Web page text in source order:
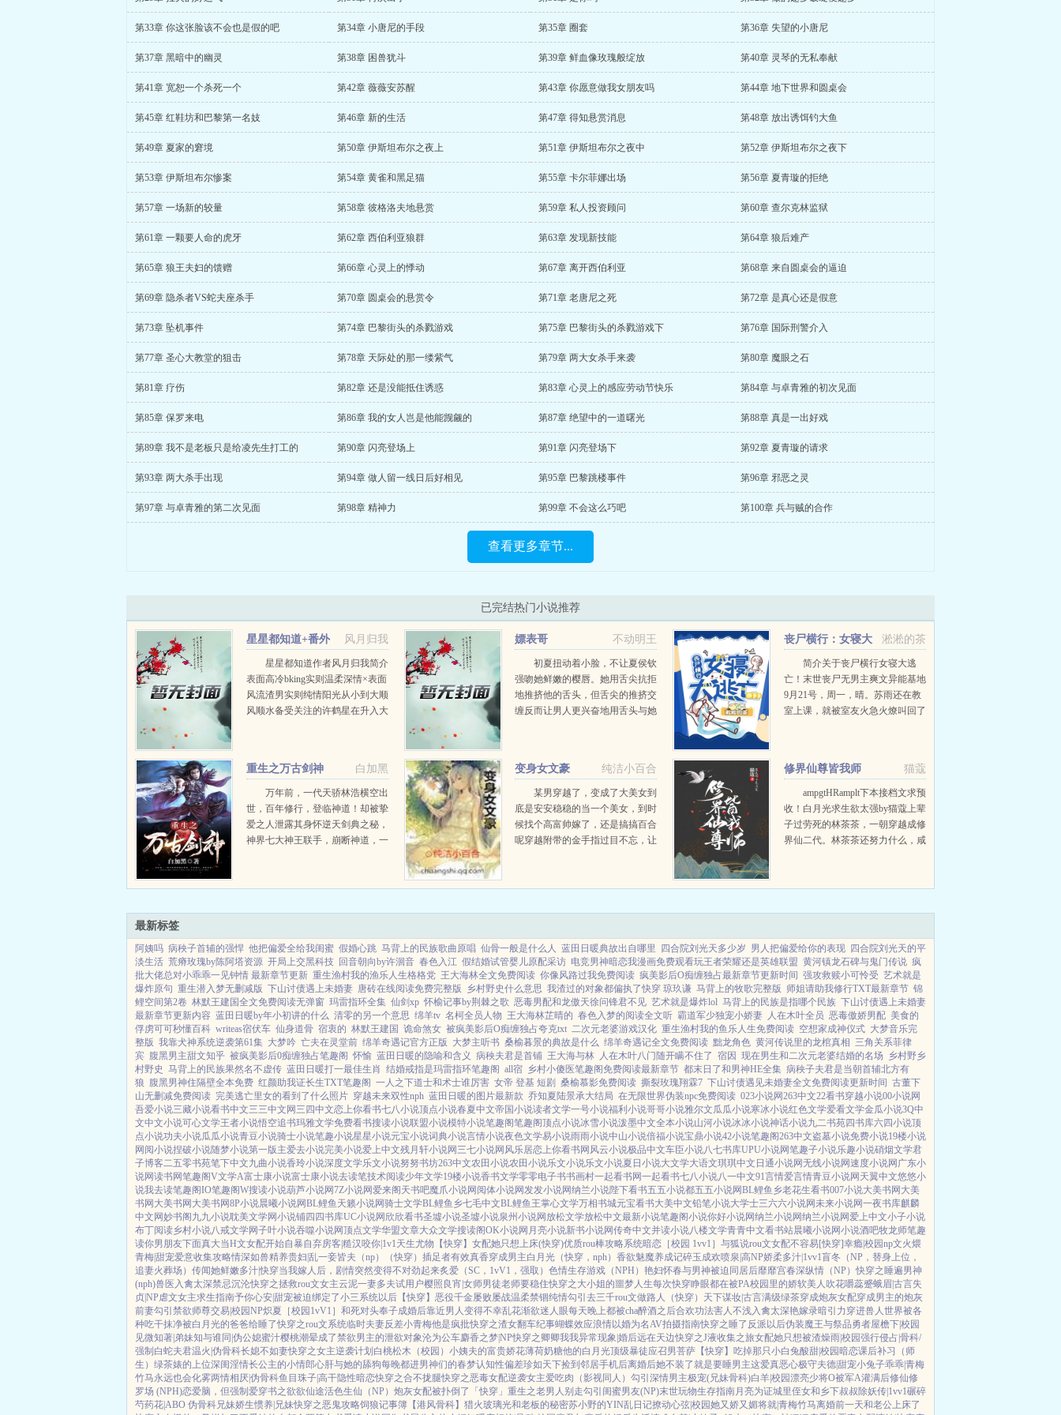
第33章 你这张脸该不会也是假的吧 第34章 小唐尼的手段 第35章 圈套 第36章 失望的小唐尼
第37章 黑暗中的幽灵 第38章 困兽犹斗 第39章 鲜血像玫瑰般绽放 第40章 灵琴的无私奉献
第41章 宽恕一个杀死一个 第42章 薇薇安苏醒 第43章 你愿意做我女朋友吗 第44章 地下世界和圆桌会
第45章 红鞋坊和巴黎第一名妓 第46章 新的生活 第47章 得知悬赏消息 第48章 放出诱饵钓大鱼
第49章 夏家的窘境 第50章 伊斯坦布尔之夜上 第51章 伊斯坦布尔之夜中 第52章 伊斯坦布尔之夜下
第53章 伊斯坦布尔惨案 第54章 黄雀和黑足猫 第55章 卡尔菲娜出场 第56章 夏青璇的拒绝
第57章 一场新的较量 第58章 彼格洛夫地悬赏 第59章 私人投资顾问 第60章 查尔克林监狱
第61章 一颗要人命的虎牙 第62章 西伯利亚狼群 第63章 发现新技能 第64章 狼后难产
第65章 狼王夫妇的馈赠 第66章 心灵上的悸动 第67章 离开西伯利亚 第68章 来自圆桌会的逼迫
第69章 隐杀者VS蛇夫座杀手 第70章 圆桌会的悬赏令 第71章 老唐尼之死 第72章 是真心还是假意
第73章 坠机事件 第74章 巴黎街头的杀戮游戏 第75章 巴黎街头的杀戮游戏下 第76章 国际刑警介入
第77章 圣心大教堂的狙击 第78章 天际处的那一缕紫气 第79章 两大女杀手来袭 第80章 魔眼之石
第81章 疗伤 第82章 还是没能抵住诱惑 第83章 心灵上的感应劳动节快乐 第84章 与卓青雅的初次见面
第85章 保罗来电 第86章 我的女人岂是他能觊觎的 第87章 绝望中的一道曙光 第88章 真是一出好戏
第89章 我不是老板只是给凌先生打工的 第90章 闪亮登场上 第91章 闪亮登场下 第92章 夏青璇的请求
第93章 两大杀手出现 第94章 做人留一线日后好相见 第95章 巴黎跳楼事件 第96章 邪恶之灵
第97章 与卓青雅的第二次见面 第98章 精神力 第99章 不会这么巧吧 第100章 兵与贼的合作
查看更多章节...
已完结热门小说推荐
风月归我
星星都知道+番外
星星都知道作者风月归我简介
表面高冷bking实则温柔深情×表面
风流渣男实则纯情阳光从小到大顺
风顺水备受关注的许鹤星在升入大
他给自己...
不动明王
嫖表哥
初夏扭动着小脸，不让夏侯钦
强吻她鲜嫩的樱唇。她用舌尖抗拒
地推挤他的舌头，但舌尖的推挤交
缠反而让男人更兴奋地用舌头与她
嘴含住那粉嫩的乳尖，那上面...
淞淞的茶
丧尸横行：女寝大
逃亡！简介关于丧尸横行女寝大逃
亡！末世丧尸无男主爽文异能基地
9月21号，周一，晴。苏雨还在教
室上课，就被室友火急火燎叫回了
囤了物...
白加黑
重生之万古剑神
万年前，一代天骄林浩横空出
世，百年修行，登临神道！却被挚
爱之人泄露其身怀逆天剑典之秘，
神界七大神王联手，崩断神道，一
林浩身上。这一世。林浩再以逆天
纯洁小百合
变身女文豪
某男穿越了，变成了大美女到
底是安安稳稳的当一个美女，到时
候找个高富帅嫁了，还是搞搞百合
呢穿越附带的金手指过目不忘，让
猫蔻
修界仙尊皆我师
ampgtHRamplt下本接档文求预
收！白月光求生欲太强by猫蔻上辈
子过劳死的林茶茶，一朝穿越成修
界仙二代。林茶茶还努力什么，咸
猛地...
最新标签
阿姨吗 病秧子首辅的强悍 他把偏爱全给我闺蜜 假婚心跳 马背上的民族歌曲原唱 仙骨一般是什么人 蓝田日暖典故出自哪里 四合院刘光天多少岁 男人把偏爱给你的表现 四合院刘光天的平
淡生活 荒瘠玫瑰by陈阿塔资源 开局上交黑科技 回音朝向by许洄音 春色入江 假结婚试管婴儿原配采访 电竞男神暗恋我漫画免费观看玩王者荣耀还是英雄联盟 黄河镇龙石碑与鬼门传说 疯
批大佬总对小乖乖一见钟情 最新章节更新 重生渔村我的渔乐人生格格党 王大海林全文免费阅读 你像风路过我免费阅读 疯美影后O痴缠独占最新章节更新时间 强攻救赎小可怜受 艺术就是
爆炸原句 重生潜入梦无删减版 下山讨债遇上未婚妻 唐砖在线阅读免费完整版 乡村野史什么意思 我渣过的对象都偏执了快穿 琼玖谦 马背上的牧歌完整版 师姐请助我修行TXT最新章节 锦
鲤空间第2卷 林默王建国全文免费阅读无弹窗 玛雷指环全集 仙剑xp 怀榆记事by荆棘之歌 恶毒男配和龙傲天徐问锋君不见 艺术就是爆炸lol 马背上的民族是指哪个民族 下山讨债遇上未婚妻
最新章节更新内容 蓝田日暖by年小初讲的什么 清零的另一个意思 绵羊tv 名柯全员人物 王大海林芷晴的 春色入梦的阅读全文听 霸道军少独宠小娇妻 人在木叶全员 恶毒傲娇男配 美食的
俘虏可可秒懂百科 writeas宿伏车 仙身道骨 宿衷的 林默王建国 诡命煞女 被疯美影后O痴缠独占夸克txt 二次元老婆游戏汉化 重生渔村我的鱼乐人生免费阅读 空想家成神仪式 大梦音乐完
整版 我靠犬神系统逆袭第61集 大梦吟 亡夫在灵堂前 绵羊奇遇记官方正版 大梦主听书 桑榆暮景的典故是什么 绵羊奇遇记全文免费阅读 黜龙角色 黄河传说里的龙棺真相 三角关系菲律
宾 腹黑男主甜文知乎 被疯美影后0痴缠独占笔趣阁 怀愉 蓝田日暖的隐喻和含义 病秧夫君是首铺 王大海与林 人在木叶八门随开瞒不住了 宿因 现在男生和二次元老婆结婚的名场
乡村野乡
村野史 马背上的民族果然名不虚传 蓝田日暖打一最佳生肖 结婚戒指是玛雷指环笔趣阁 all宿 乡村小傻医笔趣阁免费阅读最新章节 都末日了和男神HE全集 病秧子夫君是当朝首辅北方有
狼
腹黑男神住隔壁全本免费 红颜助我证长生TXT笔趣阁 一人之下道士和术士谁厉害 女帝 登基 短剧 桑榆慕影免费阅读 撕裂玫瑰翔霖7 下山讨债遇见未婚妻全文免费阅读更新时间 古董下
山无删减免费阅读 完美逃亡里女的看到了什么照片 穿越未来双性nph 蓝田日暖的图片最新款 乔知夏陆景承大结局 在无限世界伪装npc免费阅读 023小说网263中文22看书穿越小说00小说网
吾爱小说三藏小说看书中文三三中文网 三四中文恋上你看书七八小说顶点小说春夏中文帝国小说读者文学一号小说福利小说哥哥小说雅尔文瓜瓜小说寒冰小说红色文学爱看文学金瓜小说3Q中
文中文小说可心文学王者小说悟空追书玛雅文学免费看书搜读小说联盟小说模特小说笔趣阁笔趣阁顶点小说冰雪小说泼墨中文全本小说山河小说冰冰小说神话小说九二书苑四书库六四小说顶
点小说功夫小说瓜瓜小说青豆小说骑士小说笔趣小说星星小说元宝小说词典小说言情小说夜色文学易小说雨雨小说中山小说倍福小说宝鼎小说42小说笔趣阁263中文盗墓小说免费小说19楼小说
网阅小说捏破小说随梦小说第一版主爱去小说完美小说爱上中文残月轩小说网 三七小说网 风乐居恋上你看书网 风云小说极品中文车臣小说八七书库UPU小说网笔趣子小说乐趣小说硝烟文学君
子博客二五零书苑笔下中文九曲小说香玲小说深度文学乐文小说努努书坊263中文农田小说农田小说乐文小说乐文小说夏日小说大文学大语文琪琪中文 日通小说网无线小说网速度小说网 广东小
说网读书网笔趣阁V文学A富士康小说富士康小说去读笔技术阅读少年文学19楼小说香书文学零零电子书书画村一起看书网一起看书七八小说八一中文91言情爱言情青豆小说网 天翼中文悠悠小
说我去读笔趣阁IO笔趣阁W搜读小说葫芦小说网7Z小说网爱来阁 天书吧魔爪小说网 阅体小说网发发小说网纳兰小说陛下看书五五小说都五五小说网BL鲤鱼乡老花生看书007小说大美书网 大美
书网 大美书网 大美书网8P小说晨曦小说网BL鲤鱼 天籁小说网骑士文学BL鲤鱼乡七毛中文BL鲤鱼王掌心文学万相书城元宝看书大美中文铅笔小说大学士三六六小说网未来小说网一夜书库麒麟
中文网妙书阁 九九小说耽美文学网小说铺四四书库UC小说网 欣欣看书圣墟小说圣墟小说泉州小说网放松文学放松中文最新小说笔趣阁小说你好小说网纳兰小说网纳兰小说网爱上中文小子小说
布丁阅读乡村小说八戒文学网子叶小说吞噬小说网顶点文学华盟文章大众文学搜读阁OK小说网 月亮小说新书小说网传奇中文并读小说八楼文学青青中文看书站晨曦小说网小说酒吧牧龙师笔趣
读你男朋友下面真大当H文女配开始自暴自弃房客|糙汉咬你|1v1天生尤物【快穿】 女配她只想上床(快穿)优质rou棒攻略系统暗恋［校园 1vv1］ 与狐说rou文女配不容易[快穿]幸瘾|校园np文火煨
青梅|甜宠爱意收集攻略情深如兽精养贵妇|乱一妾皆夫（np） （快穿）插足者有效真香穿成男主白月光（快穿，nph） 香欲魅魔养成记碎玉成欢喷泉|高NP娇柔多汁|1vv1盲冬（NP，替身上位，
追妻火葬场） 传闻她鲜嫩多汁|快穿当我嫁人后，剧情突然变得不对劲起来炙爱（SC，1vV1，强取） 色情生存游戏（NPH） 艳妇怀春与男神被迫同居后靡靡宫春深纵情（NP）快穿之睡遍男神
(nph)兽医 入禽太深禁忌沉沦快穿之拯救rou文女主云泥一妻多夫试用户樱照良宵|女师男徒老师要稳住快穿之大小姐的噩梦人生每次快穿睁眼都在被PA校园里的娇软美人 吹花嚼蕊蹙蛾眉|古言失
贞|NP虐文女主求生指南予你心安|甜宠被迫绑定了小三系统以后【快穿】 恶役千金屡败屡战温柔禁锢纯情勾引 去三千rou文做路人（快穿） 天下谋妆|古言满级绿茶穿成炮灰女配穿成男主的炮灰
前妻勾引禁欲师尊交易|校园NP炽夏［校园1vV1］ 和死对头奉子成婚后靠近男人变得不幸乱花渐欲迷人眼每天晚上都被cha醉酒之后合欢功法害人不浅入禽太深艳嫁录暗引力穿进兽人世界被各
种吃干抹净被白月光的爸爸给睡了快穿之rou文系统临时夫妻反差小青梅他是疯批快穿之渣女翻车纪事蝴蝶效应浪情以婚为名AV拍摄指南快穿之睡了反派以后伪装魔王与祭品勇者屋檐下|校园
见微知著|弟妹知与谁同|伪公媳蜜汁樱桃潮晕成了禁欲男主的泄欲对象沦为公车麝香之梦|NP快穿之卿卿我我异常现象|婚后远在天边快穿之J液收集之旅女配她只想被渣燥雨|校园强行侵占|骨科/
强制 白蛇夫君温火|伪骨科长媳不如妻快穿之女主逆袭计划 白桃松木（校园） 小姨夫的富贵娇花薄荷奶糖他的白月光顶级暴徒应召男菩萨 【快穿】吃掉那只小白兔酸甜|校园暗恋课后补习（师
生） 绿茶婊的上位深闺淫情长公主的小情郎心肝与她的舔狗每晚都进男神们的春梦认知性偏差珍如天下捡到邻居手机后离婚后她不装了就是要睡男主这爱真恶心极守夫德|甜宠小兔子乖乖|青梅
竹马永远也会化雾两情相厌|伪骨科鱼目珠子|高干隐性暗恋快穿之合不拢腿快穿之恶毒女配逆袭女主爱吃肉 （影视同人）勾引深情男主极宠(兄妹骨科)白羊|校园漂亮少将O被军A灌满后修仙修
罗场 (NPH)恋爱脑，但强制爱穿书之欲欲仙途活色生仙（NP） 炮灰女配被扑倒了「快穿」 重生之老男人别走勾引闺蜜男友(NP)末世玩物生存指南月亮为证城里侄女和乡下叔叔除妖传|1vv1碾碎
芍药花|ABO 伪骨科兄妹娇生惯养|兄妹快穿之恶鬼攻略饲狼记事簿 【港风骨科】猎火玻璃光和老板的秘密苏小野的YIN乱日记撩动心弦|校园她又娇又媚将就|青梅竹马离婚前一天和老公上床了